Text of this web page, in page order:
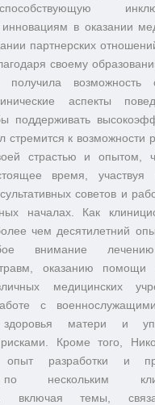
инновациям в оказании
партнерских
своему
получила возможность
аспекты
поддерживать
стремится к возможности
страстью и опытом,
время, участвуя
советов и
началах. Как
чем десятилетний
внимание
оказанию помощи
медицинских
с
здоровья матери и
рисками. Кроме того,
опыт разработки и
нескольким
включая темы,